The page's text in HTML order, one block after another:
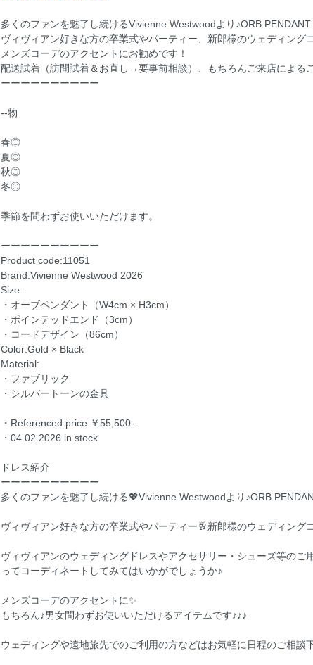
多くのファンを魅了し続けるVivienne Westwoodより♪ORB
ヴィヴィアン好きな方の卒業式やパーティー、新郎様のウェディング
メンズコーデのアクセントにお勧めです！
配送試着（訪問試着＆お直し→要事前相談）、もちろんご来店による
ーーーーーーーーーー
--物
春◎
夏◎
秋◎
冬◎
季節を問わずお使いいただけます。
ーーーーーーーーーー
Product code:11051
Brand:Vivienne Westwood 2026
Size:
・オーブペンダント（W4cm × H3cm）
・ポインテッドエンド（3cm）
・コードデザイン（86cm）
Color:Gold × Black
Material:
・ファブリック
・シルバートーンの金具
・Referenced price ￥55,500-
・04.02.2026 in stock
ドレス紹介
ーーーーーーーーーー
多くのファンを魅了し続ける💖Vivienne Westwoodより♪ORB
ヴィヴィアン好きな方の卒業式やパーティー🥂新郎様のウェディング
ヴィヴィアンのウェディングドレスやアクセサリー・シューズ等のご
ってコーディネートしてみてはいかがでしょうか♪
メンズコーデのアクセントに✨
もちろん♪男女問わずお使いいただけるアイテムです♪♪♪
ウェディングや遠地旅先でのご利用の方などはお気軽に日程のご相談